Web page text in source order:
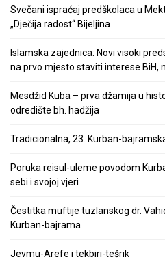
Svečani ispraćaj predškolaca u
„Dječija radost“ Bijeljina
Islamska zajednica: Novi visoki
na prvo mjesto staviti interese BiH,
Mesdžid Kuba – prva džamija u
odredište bh. hadžija
Tradicionalna, 23. Kurban-
Poruka reisul-uleme povodom
sebi i svojoj vjeri
Čestitka muftije tuzlanskog dr.
Kurban-bajrama
Jevmu-Arefe i tekbiri-tešrik